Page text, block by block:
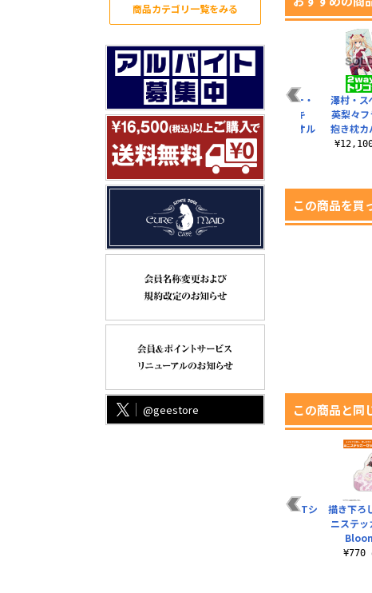
商品カテゴリ一覧をみる
@geestore
トリー 冴えない彼女
冴えない英梨々のTシ
ャツ
¥3,190（税込）
澤村・スペンサー・
英梨々 ドキドキ
120cmビッグタオル
¥4,620（税込）
澤村・ス
英梨々
抱き枕
¥12,100
この商品を買
この商品と同
冴えない英梨々のTシ
描き下ろ
ニステッ
¥770